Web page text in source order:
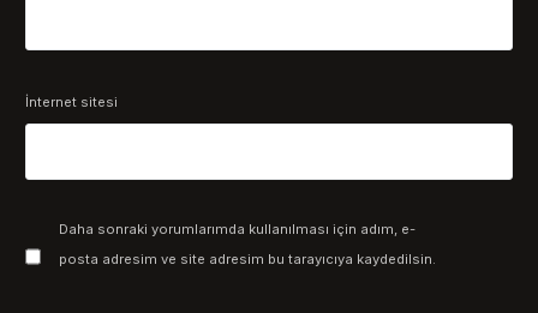
İnternet sitesi
Daha sonraki yorumlarımda kullanılması için adım, e-
posta adresim ve site adresim bu tarayıcıya kaydedilsin.